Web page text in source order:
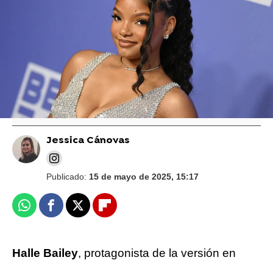
Halle Bailey recrea el icónico look de chica
Bond en Muere otro día y esta es la
reacción de Halle Berry al verlo
Jessica Cánovas
Publicado: 15 de mayo de 2025, 15:17
WhatsappFacebook
X Flipboard
Halle Bailey, protagonista de la versión en